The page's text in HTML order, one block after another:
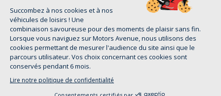
Motors Avenue Rennes
Motors Avenue Tours